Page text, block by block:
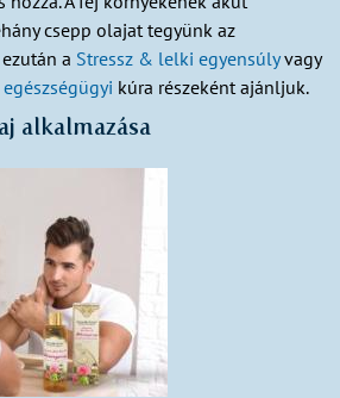
csepp olajat tegyünk az
a Stressz & lelki egyensúlyvagy
kúra részeként ajánljuk.
alkalmazása